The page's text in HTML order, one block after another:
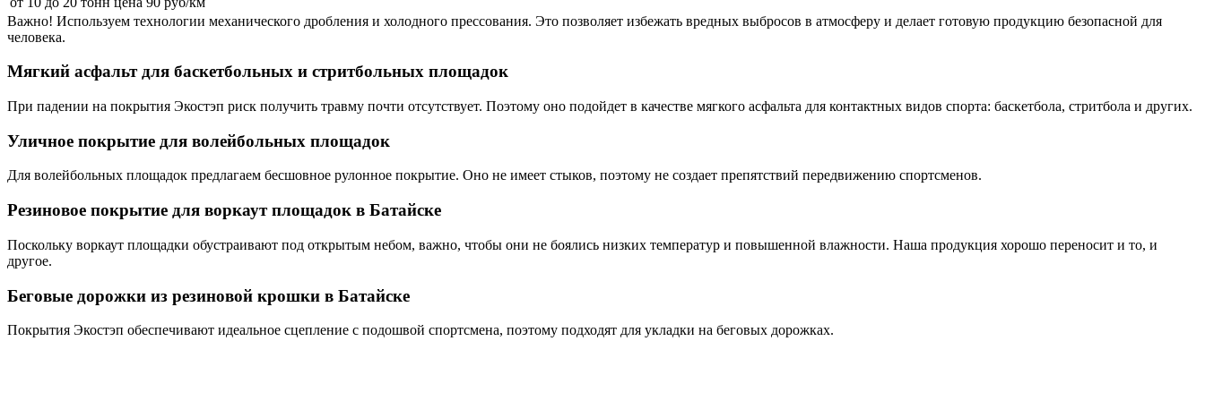
Важно! Используем технологии механического дробления и холодного прессования. Это позволяет избежать вредных выбросов в атмосферу и делает готовую продукцию безопасной для
человека.
Мягкий асфальт для баскетбольных и стритбольных площадок
При падении на покрытия Экостэп риск получить травму почти отсутствует. Поэтому оно подойдет в качестве мягкого асфальта для контактных видов спорта: баскетбола, стритбола и других.
Уличное покрытие для волейбольных площадок
Для волейбольных площадок предлагаем бесшовное рулонное покрытие. Оно не имеет стыков, поэтому не создает препятствий передвижению спортсменов.
Резиновое покрытие для воркаут площадок в Батайске
Поскольку воркаут площадки обустраивают под открытым небом, важно, чтобы они не боялись низких температур и повышенной влажности. Наша продукция хорошо переносит и то, и
другое.
Беговые дорожки из резиновой крошки в Батайске
Покрытия Экостэп обеспечивают идеальное сцепление с подошвой спортсмена, поэтому подходят для укладки на беговых дорожках.